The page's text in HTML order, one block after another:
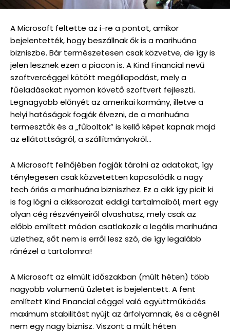
A Microsoft feltette az i-re a pontot, amikor
bejelentették, hogy beszállnak ők is a marihuána
bizniszbe. Bár természetesen csak közvetve, de így is
jelen lesznek ezen a piacon is. A Kind Financial nevű
szoftvercéggel kötött megállapodást, mely a
fűeladásokat nyomon követő szoftvert fejleszti.
Legnagyobb előnyét az amerikai kormány, illetve a
helyi hatóságok fogják élvezni, de a marihuána
termesztők és a „fűboltok” is kellő képet kapnak majd
az ellátottságról, a szállítmányokról…
A Microsoft felhőjében fogják tárolni az adatokat, így
ténylegesen csak közvetetten kapcsolódik a nagy
tech óriás a marihuána bizniszhez. Ez a cikk így picit ki
is fog lógni a cikksorozat eddigi tartalmaiból, mert egy
olyan cég részvényeiről olvashatsz, mely csak az
előbb említett módon csatlakozik a legális marihuána
üzlethez, sőt nem is erről lesz szó, de így legalább
ránézel a tartalomra!
A Microsoft az elmúlt időszakban (múlt héten) több
nagyobb volumenű üzletet is bejelentett. A fent
említett Kind Financial céggel való együttműködés
maximum stabilitást nyújt az árfolyamnak, és a cégnél
nem egy nagy biznisz. Viszont a múlt héten